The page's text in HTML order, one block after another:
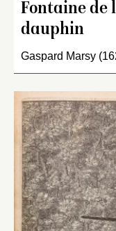
Fontaine de
dauphin
Gaspard Marsy